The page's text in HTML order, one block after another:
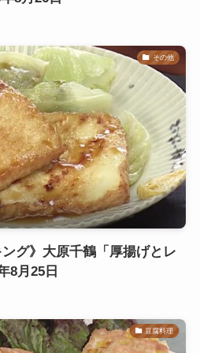
その他
ング》大原千鶴「厚揚げとレ
8月25日
豆腐料理